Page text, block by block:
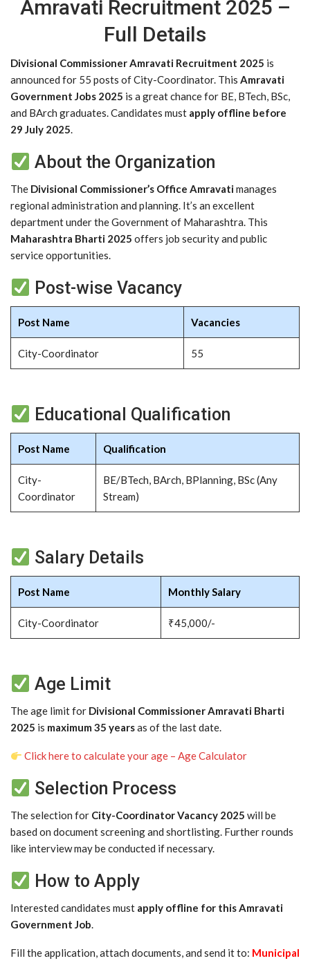
Amravati Recruitment 2025 –
Full Details
Divisional Commissioner Amravati Recruitment 2025 is
announced for 55 posts of City-Coordinator. This Amravati
Government Jobs 2025 is a great chance for BE, BTech, BSc,
and BArch graduates. Candidates must apply offline before
29 July 2025.
About the Organization
The Divisional Commissioner’s Office Amravatimanages
regional administration and planning. It’s an excellent
department under the Government of Maharashtra. This
Maharashtra Bharti 2025 offers job security and public
service opportunities.
Post-wise Vacancy
Post Name Vacancies
City-Coordinator 55
Educational Qualification
Post Name Qualification
City-
Coordinator
BE/BTech, BArch, BPlanning, BSc (Any
Stream)
Salary Details
Post Name Monthly Salary
City-Coordinator ₹45,000/-
Age Limit
The age limit for Divisional Commissioner Amravati Bharti
2025 is maximum 35 yearsas of the last date.
Click here to calculate your age – Age Calculator
Selection Process
The selection for City-Coordinator Vacancy 2025 will be
based on document screening and shortlisting. Further rounds
like interview may be conducted if necessary.
How to Apply
Interested candidates must apply offline for this Amravati
Government Job.
Fill the application, attach documents, and send it to: Municipal